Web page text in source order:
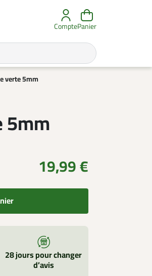
ComptePanier
verte 5mm
5mm
19,99 €
28 jours pour changer
d’avis